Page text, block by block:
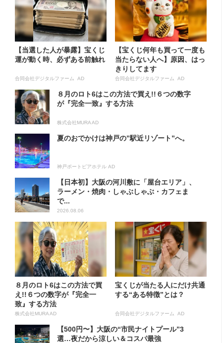
【当選した人が暴露】宝くじ
運が動く時、必ずある前触れ
合同会社デジタルファーム AD
【宝くじ何年も買って一度も
当たらない人へ】原因、はっ
きりしてます
合同会社デジタルファーム AD
８月のロト6はこの方法で買え!!６つの数字
が『完全一致』する方法
株式会社MURA AD
夏のおでかけは神戸の”駅近リゾート”へ。
神戸ポートピアホテル AD
【日本初】大阪の河川敷に「屋台エリア」、
ラーメン・焼肉・しゃぶしゃぶ・カフェま
で...
2026.08.06
８月のロト6はこの方法で買
え!!６つの数字が『完全一
致』する方法
株式会社MURA AD
宝くじが当たる人にだけ共通
する“ある特徴”とは？
合同会社デジタルファーム AD
【500円〜】大阪の“市民ナイトプール”3
選…夜だから涼しい＆コスパ最強